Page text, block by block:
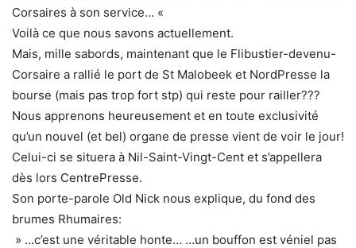
Corsaires à son service… «
Voilà ce que nous savons actuellement.
Mais, mille sabords, maintenant que le Flibustier-devenu-
Corsaire a rallié le port de St Malobeek et NordPresse la
bourse (mais pas trop fort stp) qui reste pour railler???
Nous apprenons heureusement et en toute exclusivité
qu’un nouvel (et bel) organe de presse vient de voir le jour!
Celui-ci se situera à Nil-Saint-Vingt-Cent et s’appellera
dès lors CentrePresse.
Son porte-parole Old Nick nous explique, du fond des
brumes Rhumaires:
» …c’est une véritable honte… …un bouffon est véniel pas